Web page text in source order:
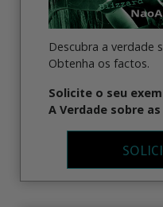
Descubra a verdade
Obtenha os factos.
Solicite o seu
A Verdade sobre